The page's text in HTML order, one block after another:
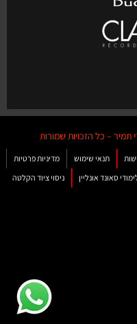
תנאי שימוש
מדיניות פרטיות
סאונד אונליין ניסוי ציוד הקלטה